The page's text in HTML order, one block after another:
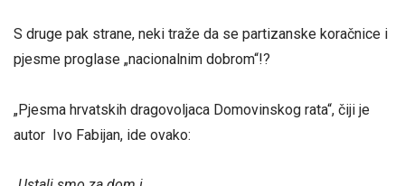
S druge pak strane, neki traže da se partizanske koračnice i
pjesme proglase „nacionalnim dobrom“!?
„Pjesma hrvatskih dragovoljaca Domovinskog rata“, čiji je
autor Ivo Fabijan, ide ovako: